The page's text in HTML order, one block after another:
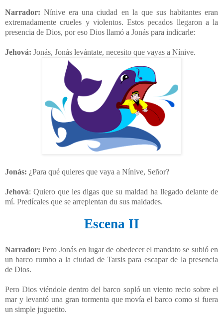
Narrador: Nínive era una ciudad en la que sus habitantes eran
extremadamente crueles y violentos. Estos pecados llegaron a la
presencia de Dios, por eso Dios llamó a Jonás para indicarle:
Jehová: Jonás, Jonás levántate, necesito que vayas a Nínive.
Jonás: ¿Para qué quieres que vaya a Nínive, Señor?
Jehová: Quiero que les digas que su maldad ha llegado delante de
mí. Predícales que se arrepientan du sus maldades.
Escena II
Narrador: Pero Jonás en lugar de obedecer el mandato se subió en
un barco rumbo a la ciudad de Tarsis para escapar de la presencia
de Dios.
Pero Dios viéndole dentro del barco sopló un viento recio sobre el
mar y levantó una gran tormenta que movía el barco como si fuera
un simple juguetito.